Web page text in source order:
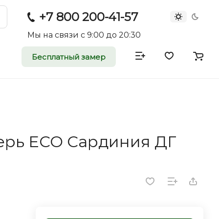
+7 800 200-41-57
Мы на связи с 9:00 до 20:30
Бесплатный замер
ECO Сардиния ДГ
и
приглашает к
дизайнеров и